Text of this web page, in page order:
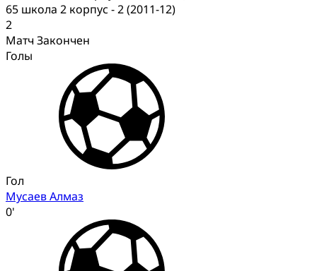
65 школа 2 корпус - 2 (2011-12)
2
Матч Закончен
Голы
Гол
Мусаев Алмаз
0'